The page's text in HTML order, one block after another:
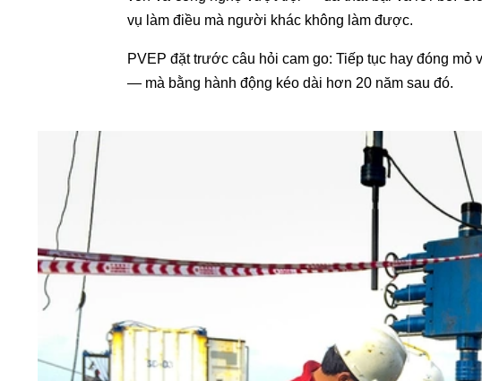
vụ làm điều mà người khác không làm được.
PVEP đặt trước câu hỏi cam go: Tiếp tục hay đóng
— mà bằng hành động kéo dài hơn 20 năm sau đó.